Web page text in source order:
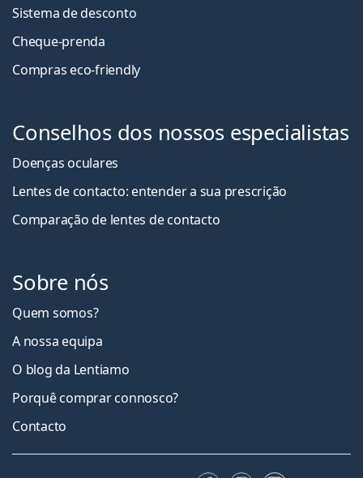
Sistema de desconto
Cheque-prenda
Compras eco-friendly
Conselhos dos nossos especialistas
Doenças oculares
Lentes de contacto: entender a sua prescrição
Comparação de lentes de contacto
Sobre nós
Quem somos?
A nossa equipa
O blog da Lentiamo
Porquê comprar connosco?
Contacto